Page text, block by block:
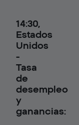
14:30,
Estados
Unidos
-
Tasa
de
desempleo
y
ganancias: